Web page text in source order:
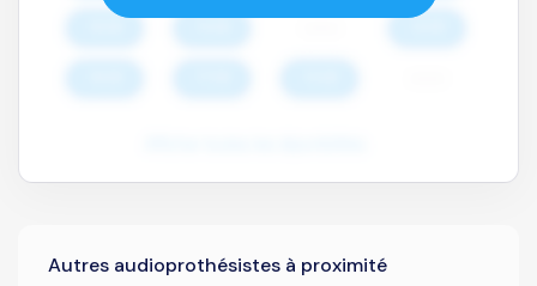
Autres audioprothésistes à proximité